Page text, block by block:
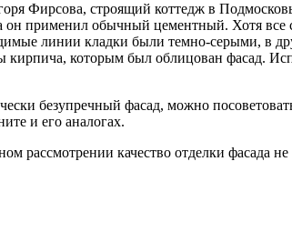
Фирсова, строящий коттедж в
он применил обычный цементный. Хотя
линии кладки были темно-серыми, в
которым был облицован фасад.
безупречный фасад, можно
и его аналогах.
рассмотрении качество отделки фасада